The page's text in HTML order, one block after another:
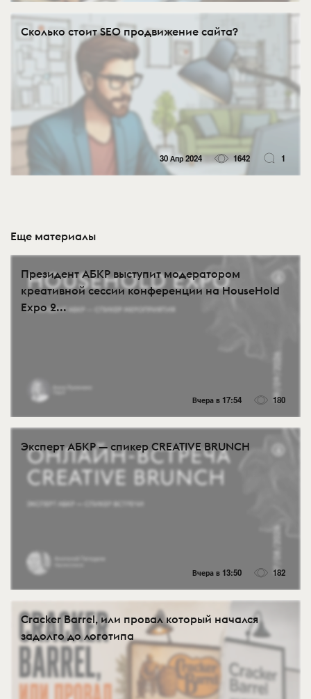
Сколько стоит SEO продвижение сайта?
30 Апр 2024 1642 1
Еще материалы
Президент АБКР выступит модератором
креативной сессии конференции на HouseHold
Expo 2...
Вчера в 17:54 180
Эксперт АБКР — спикер CREATIVE BRUNCH
Вчера в 13:50 182
Cracker Barrel, или провал который начался
задолго до логотипа